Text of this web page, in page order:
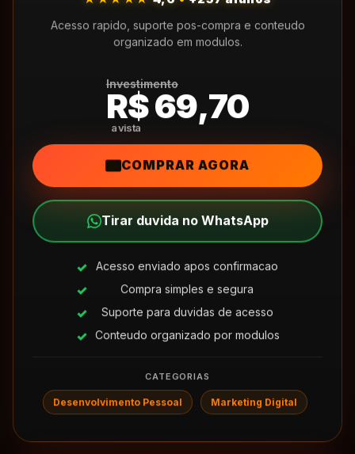
Acesso rapido, suporte pos-compra e conteudo
organizado em modulos.
Investimento
R$ 69,70
COMPRAR AGORA
Tirar duvida no WhatsApp
Acesso enviado apos confirmacao
Compra simples e segura
Suporte para duvidas de acesso
Conteudo organizado por modulos
CATEGORIAS
Desenvolvimento Pessoal Marketing Digital